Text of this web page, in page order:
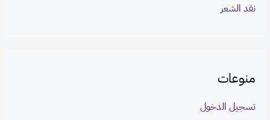
نقد الشعر
منوعات
تسجيل الدخول